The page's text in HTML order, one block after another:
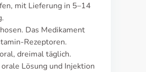
mit Lieferung in 5–14
Das Medikament
Rezeptoren.
dreimal täglich.
Lösung und Injektion